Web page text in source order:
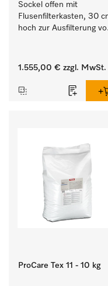
Sockel offen mit
Flusenfilterkasten, 30
hoch zur Ausfilterung
1.555,00 € zzgl. MwSt.
ProCare Tex 11 - 10 kg